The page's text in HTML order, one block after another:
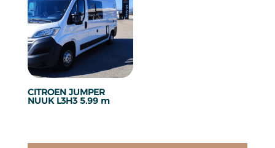
CITROEN JUMPER
NUUK L3H3 5.99 m